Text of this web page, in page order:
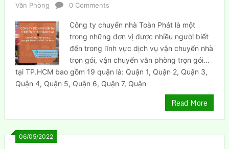
Văn Phòng
0 Comments
Công ty chuyển nhà Toàn Phát là một
trong những đơn vị được nhiều người biết
đến trong lĩnh vực dịch vụ vận chuyển nhà
trọn gói, vận chuyển văn phòng trọn gói…
tại TP.HCM bao gồm 19 quận là: Quận 1, Quận 2, Quận 3,
Quận 4, Quận 5, Quận 6, Quận 7, Quận
Read More
06/05/2022